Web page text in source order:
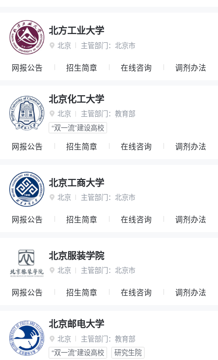
北方工业大学
 北京 主管部门： 北京市
网报公告 招生简章 在线咨询 调剂办法
北京化工大学
 北京 主管部门： 教育部
“双一流”建设高校
网报公告 招生简章 在线咨询 调剂办法
北京工商大学
 北京 主管部门： 北京市
网报公告 招生简章 在线咨询 调剂办法
北京服装学院
 北京 主管部门： 北京市
网报公告 招生简章 在线咨询 调剂办法
北京邮电大学
 北京 主管部门： 教育部
“双一流”建设高校
研究生院